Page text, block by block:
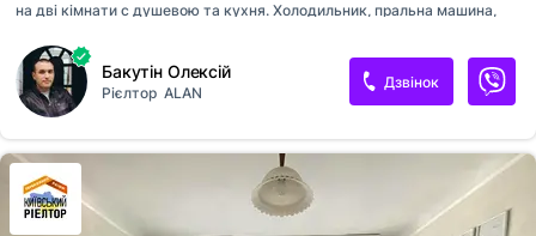
на дві кімнати с душевою та кухня. Холодильник, пральна машина,
власника.
Бакутін Олексій
Рієлтор ALAN
Дзвінок